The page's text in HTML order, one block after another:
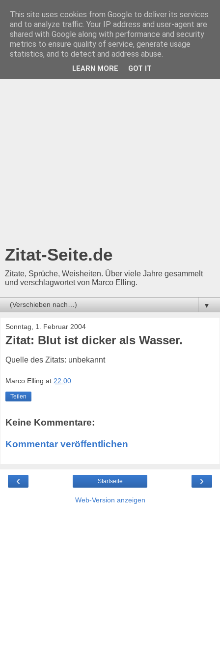
Zitat-Seite.de
Zitate, Sprüche, Weisheiten. Über viele Jahre gesammelt
und verschlagwortet von Marco Elling.
▼
Sonntag, 1. Februar 2004
Zitat: Blut ist dicker als Wasser.
Quelle des Zitats: unbekannt
Marco Elling at 22:00
Teilen
Keine Kommentare:
Kommentar veröffentlichen
‹ ›
Startseite
Web-Version anzeigen
This site uses cookies from Google to deliver its services
and to analyze traffic. Your IP address and user-agent are
shared with Google along with performance and security
metrics to ensure quality of service, generate usage
statistics, and to detect and address abuse.
LEARN MORE GOT IT